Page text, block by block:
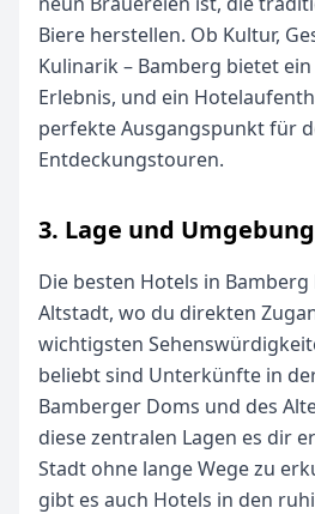
Biere herstellen. Ob Kultur,
Kulinarik – Bamberg bietet
Erlebnis, und ein
perfekte Ausgangspunkt für
Entdeckungstouren.
3. Lage und Umgebung
Die besten Hotels in
Altstadt, wo du direkten
wichtigsten
beliebt sind Unterkünfte in
Bamberger Doms und des
diese zentralen Lagen es dir
Stadt ohne lange Wege zu
gibt es auch Hotels in den